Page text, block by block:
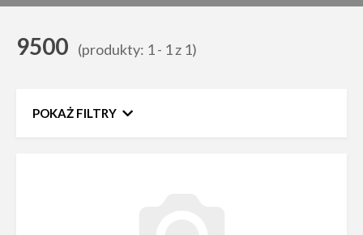
9500 (produkty: 1 - 1 z 1)
POKAŻ FILTRY